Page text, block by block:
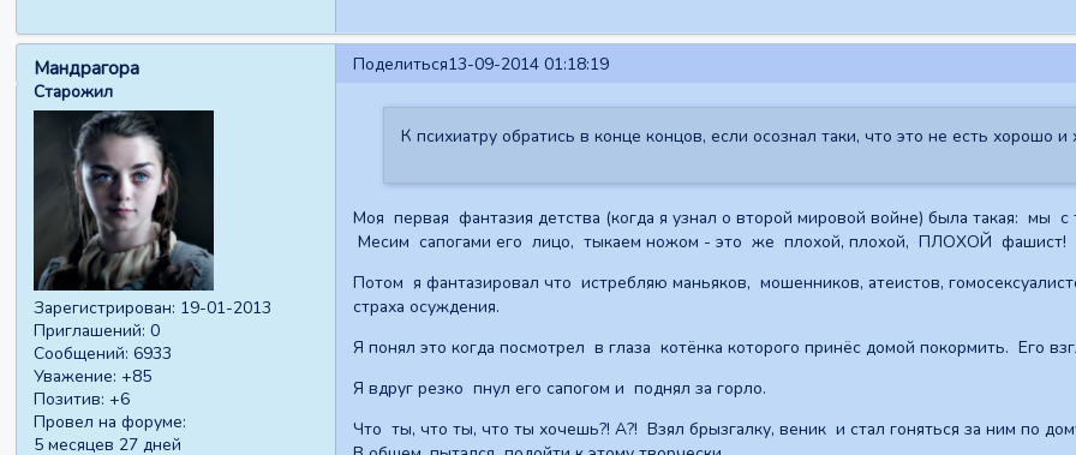
Поделиться13-09-2014 01:18:19
Мандрагора
Старожил
Зарегистрирован: 19-01-2013
Приглашений: 0
Сообщений: 6933
Уважение: +85
Позитив: +6
Провел на форуме:
5 месяцев 27 дней
К психиатру обратись в конце концов, если осознал таки, что это не есть хорошо
Моя первая фантазия детства (когда я узнал о второй мировой войне) была такая:
Месим сапогами его лицо, тыкаем ножом - это же плохой, плохой, ПЛОХОЙ фашист!
Потом я фантазировал что истребляю маньяков, мошенников, атеистов,
страха осуждения.
Я понял это когда посмотрел в глаза котёнка которого принёс домой покормить. Его
Я вдруг резко пнул его сапогом и поднял за горло.
Что ты, что ты, что ты хочешь?! А?! Взял брызгалку, веник и стал гоняться за ним по